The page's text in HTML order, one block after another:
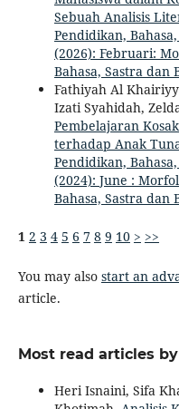
Sebuah Analisis
Pendidikan,
(2026): Februari:
Bahasa, Sastra dan
Fathiyah Al
Izati Syahidah,
Pembelajaran
terhadap Anak
Pendidikan,
(2024): June :
Bahasa, Sastra dan
1 2 3 4 5 6 7 8 9 10 > >>
You may also start an
article.
Most read articles
Heri Isnaini, Sifa